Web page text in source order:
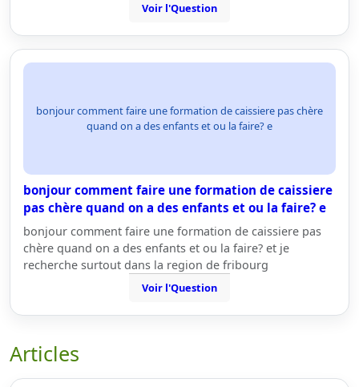
Voir l'Question
bonjour comment faire une formation de caissiere pas chère
quand on a des enfants et ou la faire? e
bonjour comment faire une formation de caissiere
pas chère quand on a des enfants et ou la faire? e
bonjour comment faire une formation de caissiere pas
chère quand on a des enfants et ou la faire? et je
recherche surtout dans la region de fribourg
Voir l'Question
Articles